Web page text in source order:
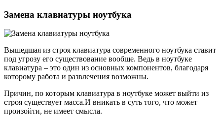
Замена клавиатуры ноутбука
Вышедшая из строя клавиатура современного ноутбука ставит
под угрозу его существование вообще. Ведь в ноутбуке
клавиатура – это один из основных компонентов, благодаря
которому работа и развлечения возможны.
Причин, по которым клавиатура в ноутбуке может выйти из
строя существует масса.И вникать в суть того, что может
произойти, не имеет смысла.